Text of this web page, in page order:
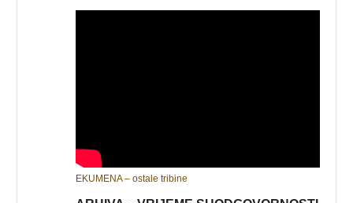
EKUMENA – ostale tribine